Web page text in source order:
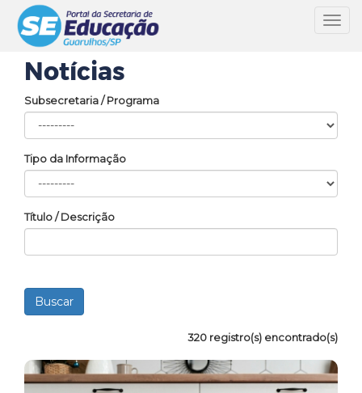
Notícias
Subsecretaria / Programa
Tipo da Informação
Título / Descrição
320 registro(s) encontrado(s)